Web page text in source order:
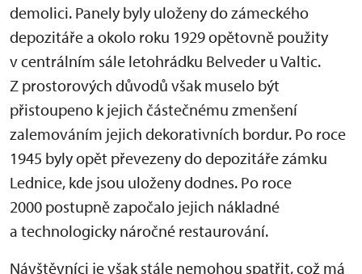
demolici. Panely byly uloženy do zámeckého
depozitáře a okolo roku 1929 opětovně použity
v centrálním sále letohrádku Belveder u Valtic.
Z prostorových důvodů však muselo být
přistoupeno k jejich částečnému zmenšení
zalemováním jejich dekorativních bordur. Po roce
1945 byly opět převezeny do depozitáře zámku
Lednice, kde jsou uloženy dodnes. Po roce
2000 postupně započalo jejich nákladné
a technologicky náročné restaurování.
Návštěvníci je však stále nemohou spatřit, což má